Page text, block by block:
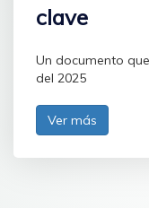
clave
Un documento
del 2025
Ver más